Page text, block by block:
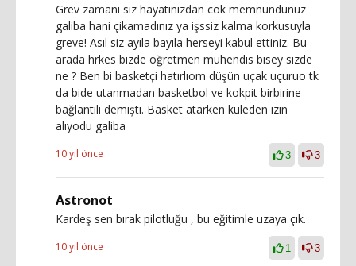
Grev zamanı siz hayatınızdan cok memnundunuz
galiba hani çikamadınız ya işssiz kalma korkusuyla
greve! Asıl siz ayıla bayıla herseyi kabul ettiniz. Bu
arada hrkes bizde öğretmen muhendis bisey sizde
ne ? Ben bi basketçi hatırlıom düşün uçak uçuruo tk
da bide utanmadan basketbol ve kokpit birbirine
bağlantılı demişti. Basket atarken kuleden izin
alıyodu galiba
10 yıl önce 3 3
Astronot
Kardeş sen bırak pilotluğu , bu eğitimle uzaya çık.
10 yıl önce 1 3